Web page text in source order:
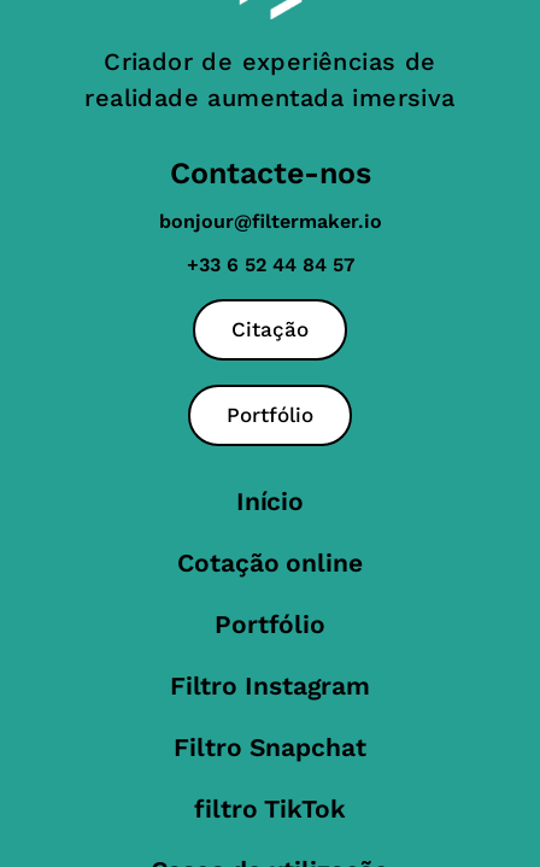
Criador de experiências de
realidade aumentada imersiva
Contacte-nos
bonjour@filtermaker.io
+33 6 52 44 84 57
Citação
Portfólio
Início
Cotação online
Portfólio
Filtro Instagram
Filtro Snapchat
filtro TikTok